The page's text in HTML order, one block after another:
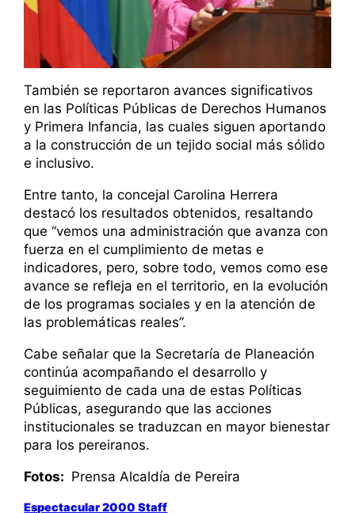
También se reportaron avances significativos
en las Políticas Públicas de Derechos Humanos
y Primera Infancia, las cuales siguen aportando
a la construcción de un tejido social más sólido
e inclusivo.
Entre tanto, la concejal Carolina Herrera
destacó los resultados obtenidos, resaltando
que “vemos una administración que avanza con
fuerza en el cumplimiento de metas e
indicadores, pero, sobre todo, vemos como ese
avance se refleja en el territorio, en la evolución
de los programas sociales y en la atención de
las problemáticas reales”.
Cabe señalar que la Secretaría de Planeación
continúa acompañando el desarrollo y
seguimiento de cada una de estas Políticas
Públicas, asegurando que las acciones
institucionales se traduzcan en mayor bienestar
para los pereiranos.
Fotos: Prensa Alcaldía de Pereira
Espectacular 2000 Staff